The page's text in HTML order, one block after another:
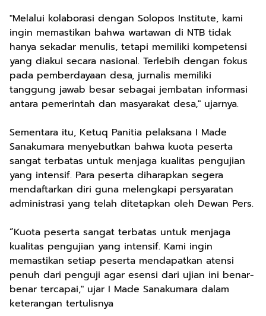
"Melalui kolaborasi dengan Solopos Institute, kami
ingin memastikan bahwa wartawan di NTB tidak
hanya sekadar menulis, tetapi memiliki kompetensi
yang diakui secara nasional. Terlebih dengan fokus
pada pemberdayaan desa, jurnalis memiliki
tanggung jawab besar sebagai jembatan informasi
antara pemerintah dan masyarakat desa," ujarnya.
Sementara itu, Ketuq Panitia pelaksana I Made
Sanakumara menyebutkan bahwa kuota peserta
sangat terbatas untuk menjaga kualitas pengujian
yang intensif. Para peserta diharapkan segera
mendaftarkan diri guna melengkapi persyaratan
administrasi yang telah ditetapkan oleh Dewan Pers.
“Kuota peserta sangat terbatas untuk menjaga
kualitas pengujian yang intensif. Kami ingin
memastikan setiap peserta mendapatkan atensi
penuh dari penguji agar esensi dari ujian ini benar-
benar tercapai," ujar I Made Sanakumara dalam
keterangan tertulisnya